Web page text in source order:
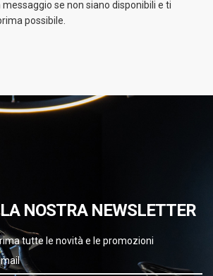
messaggio se non siano disponibili e ti
possibile.
NOSTRA NEWSLETTER
tutte le novità e le promozioni